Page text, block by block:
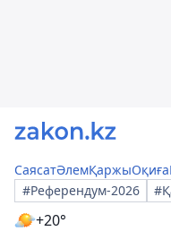
СаясатӘлемҚаржыОқиға
#Референдум-2026
+20°